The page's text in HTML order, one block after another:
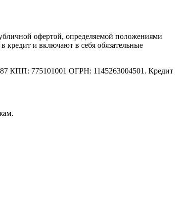
офертой, определяемой положениями
кредит и включают в себя обязательные
КПП: 775101001 ОГРН: 1145263004501. Кредит